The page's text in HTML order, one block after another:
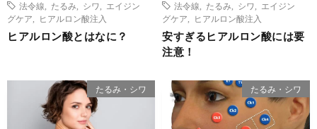
法令線
たるみ シワ
エイジン
グケア
ヒアルロン酸注入
ヒアルロン酸とはなに？
法令線
たるみ シワ
エイジン
グケア
ヒアルロン酸注入
安すぎるヒアルロン酸には要
注意！
たるみ・シワ たるみ・シワ